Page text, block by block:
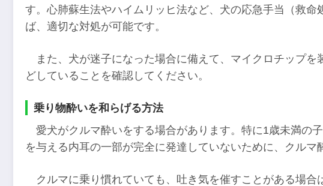
す。心肺蘇生法やハイムリッヒ法など、犬の応急手当（救
ば、適切な対処が可能です。
また、犬が迷子になった場合に備えて、マイクロチップ
どしていることを確認してください。
乗り物酔いを和らげる方法
愛犬がクルマ酔いをする場合があります。特に1歳未満の
を与える内耳の一部が完全に発達していないために、クルマ
クルマに乗り慣れていても、吐き気を催すことがある場